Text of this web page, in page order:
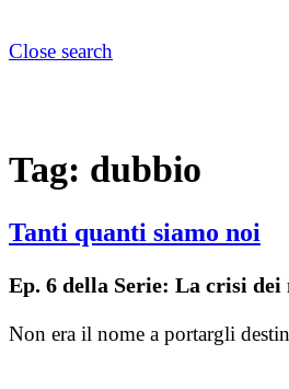
Close search
Tag: dubbio
Tanti quanti siamo noi
Ep. 6 della Serie: La crisi dei
Non era il nome a portargli